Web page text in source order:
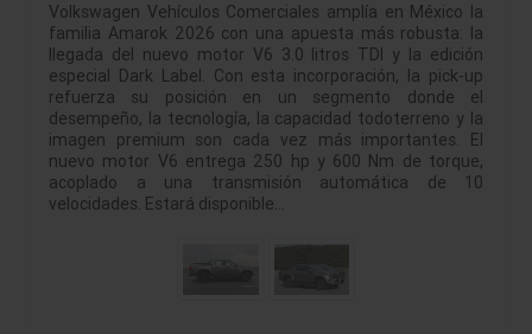
Volkswagen Vehículos Comerciales amplía en México la
familia Amarok 2026 con una apuesta más robusta: la
llegada del nuevo motor V6 3.0 litros TDI y la edición
especial Dark Label. Con esta incorporación, la pick-up
refuerza su posición en un segmento donde el
desempeño, la tecnología, la capacidad todoterreno y la
imagen premium son cada vez más importantes. El
nuevo motor V6 entrega 250 hp y 600 Nm de torque,
acoplado a una transmisión automática de 10
velocidades. Estará disponible…